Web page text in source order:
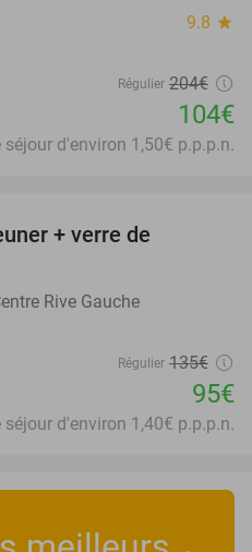
9.8 star
Régulier 204€
104€
séjour d'environ 1,50€ p.p.p.n.
+ verre de
Rive Gauche
Régulier 135€
95€
séjour d'environ 1,40€ p.p.p.n.